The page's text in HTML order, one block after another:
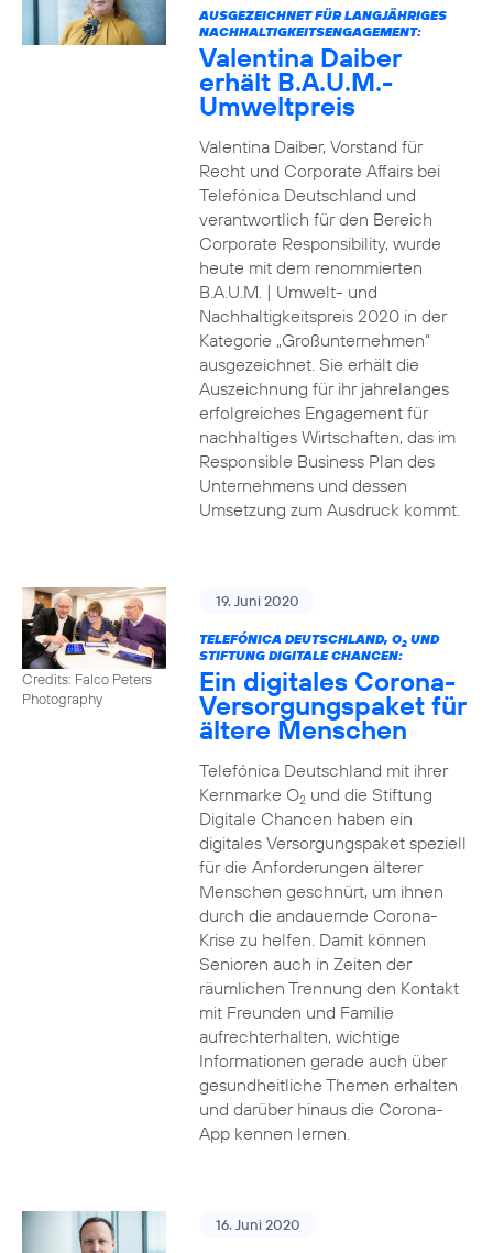
AUSGEZEICHNET FÜR LANGJÄHRIGES
NACHHALTIGKEITSENGAGEMENT:
Valentina Daiber
erhält B.A.U.M.-
Umweltpreis
Valentina Daiber, Vorstand für
Recht und Corporate Affairs bei
Telefónica Deutschland und
verantwortlich für den Bereich
Corporate Responsibility, wurde
heute mit dem renommierten
B.A.U.M. | Umwelt- und
Nachhaltigkeitspreis 2020 in der
Kategorie „Großunternehmen“
ausgezeichnet. Sie erhält die
Auszeichnung für ihr jahrelanges
erfolgreiches Engagement für
nachhaltiges Wirtschaften, das im
Responsible Business Plan des
Unternehmens und dessen
Umsetzung zum Ausdruck kommt.
Credits: Falco Peters
Photography
19. Juni 2020
TELEFÓNICA DEUTSCHLAND, O2UND
STIFTUNG DIGITALE CHANCEN:
Ein digitales Corona-
Versorgungspaket für
ältere Menschen
Telefónica Deutschland mit ihrer
Kernmarke O2und die Stiftung
Digitale Chancen haben ein
digitales Versorgungspaket speziell
für die Anforderungen älterer
Menschen geschnürt, um ihnen
durch die andauernde Corona-
Krise zu helfen. Damit können
Senioren auch in Zeiten der
räumlichen Trennung den Kontakt
mit Freunden und Familie
aufrechterhalten, wichtige
Informationen gerade auch über
gesundheitliche Themen erhalten
und darüber hinaus die Corona-
App kennen lernen.
16. Juni 2020